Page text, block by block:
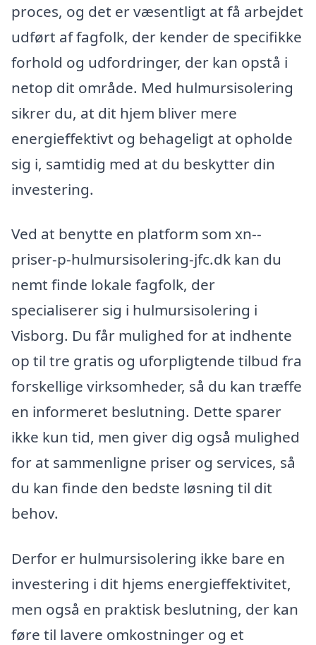
proces, og det er væsentligt at få arbejdet
udført af fagfolk, der kender de specifikke
forhold og udfordringer, der kan opstå i
netop dit område. Med hulmursisolering
sikrer du, at dit hjem bliver mere
energieffektivt og behageligt at opholde
sig i, samtidig med at du beskytter din
investering.
Ved at benytte en platform som xn--
priser-p-hulmursisolering-jfc.dk kan du
nemt finde lokale fagfolk, der
specialiserer sig i hulmursisolering i
Visborg. Du får mulighed for at indhente
op til tre gratis og uforpligtende tilbud fra
forskellige virksomheder, så du kan træffe
en informeret beslutning. Dette sparer
ikke kun tid, men giver dig også mulighed
for at sammenligne priser og services, så
du kan finde den bedste løsning til dit
behov.
Derfor er hulmursisolering ikke bare en
investering i dit hjems energieffektivitet,
men også en praktisk beslutning, der kan
føre til lavere omkostninger og et